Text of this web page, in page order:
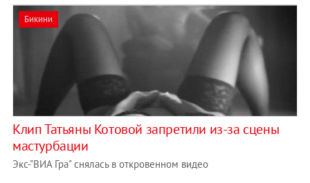
Бикини
Клип Татьяны Котовой запретили из-за сцены
мастурбации
Экс-"ВИА Гра" снялась в откровенном видео